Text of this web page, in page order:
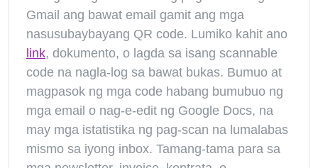
Gmail ang bawat email gamit ang mga
nasusubaybayang QR code. Lumiko kahit ano
link, dokumento, o lagda sa isang scannable
code na nagla-log sa bawat bukas. Bumuo at
magpasok ng mga code habang bumubuo ng
mga email o nag-e-edit ng Google Docs, na
may mga istatistika ng pag-scan na lumalabas
mismo sa iyong inbox. Tamang-tama para sa